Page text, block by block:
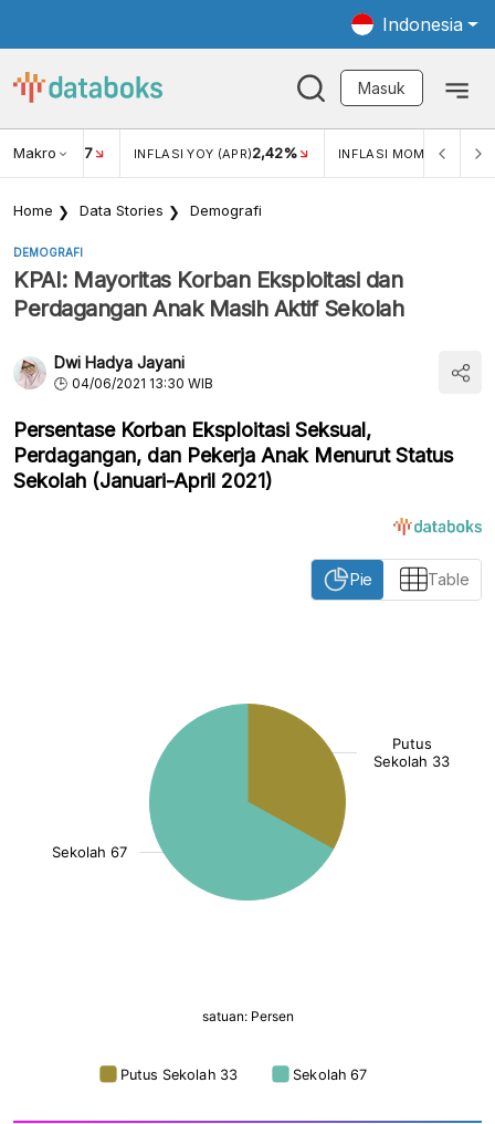
Indonesia
Masuk
Makro
USD/IDR 17 INFLASI YOY (APR)2,42% INFLASI MOM (MAR)
Home Data Stories Demografi
DEMOGRAFI
KPAI: Mayoritas Korban Eksploitasi dan
Perdagangan Anak Masih Aktif Sekolah
Dwi Hadya Jayani
04/06/2021 13:30 WIB
Persentase Korban Eksploitasi Seksual,
Perdagangan, dan Pekerja Anak Menurut Status
Sekolah (Januari-April 2021)
Pie Table